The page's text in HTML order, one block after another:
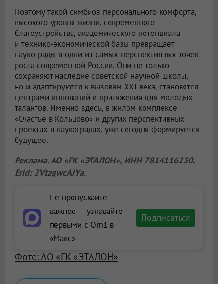
Поэтому такой симбиоз персонального комфорта,
высокого уровня жизни, современного
благоустройства, академического потенциала
и технико-экономической базы превращает
наукограды в одни из самых перспективных точек
роста современной России. Они не только
сохраняют наследие советской научной школы,
но и адаптируются к вызовам XXI века, становятся
центрами инноваций и притяжения для молодых
талантов. Именно здесь, в жилом комплексе
«Счастье в Кольцово» и других перспективных
проектах в наукоградах, уже сегодня формируется
будущее.
Реклама. АО «ГК «ЭТАЛОН», ИНН 7814116230.
Erid: 2VtzqwcAJYa.
Не пропускайте
важное — узнавайте
первыми с Om1 в
«Макс»
Подписаться
Фото: АО «ГК «ЭТАЛОН»